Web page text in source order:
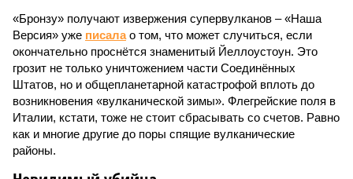
следующими отсюда лесными пожарами. Тут в группе
риска запад США, юг Европы, Австралия, Ближний Восток,
а также некоторые районы Бразилии и Африки к югу от
Сахары. Леса начинают гореть всё чаще и чаще,
достаточно посмотреть общемировую статистику; сотни
тысяч людей остаются без крова, десятки тысяч – гибнут.
Но проблема не только в этом. Проблема ещё и в том, что
огонь уничтожает лесную экосистему, сельское хозяйство
и кропотливо созданную человеком инфраструктуру.